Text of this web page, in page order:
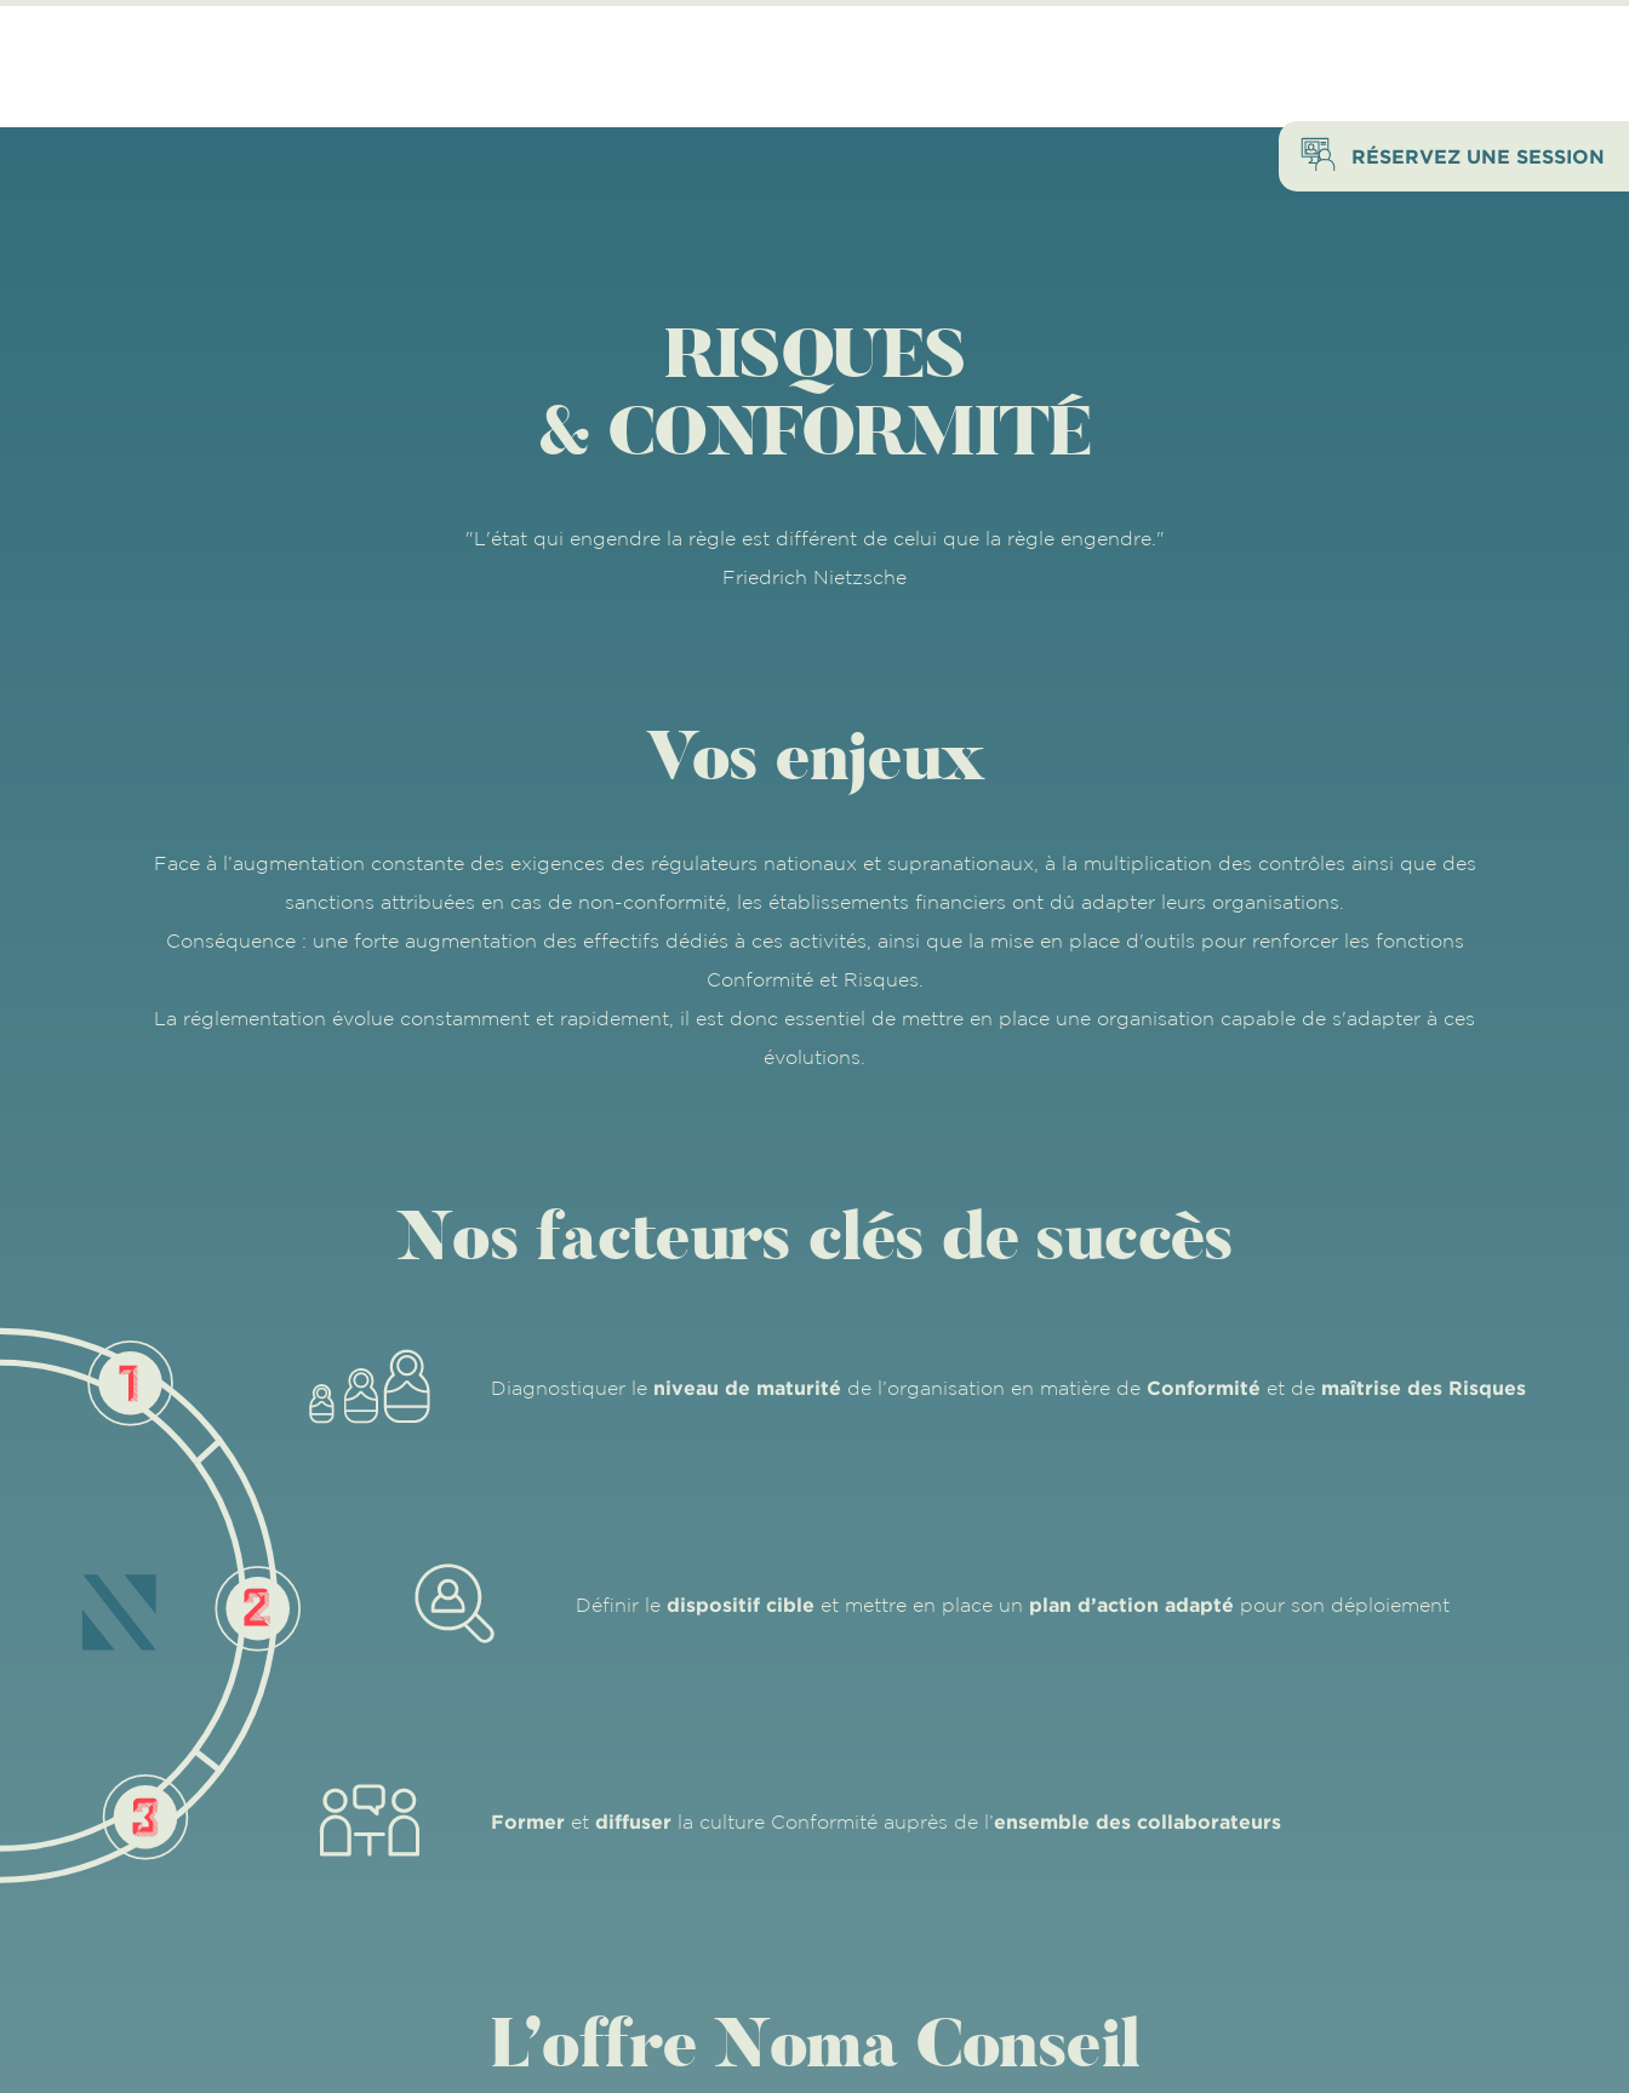
RÉSERVEZ UNE SESSION
RISQUES
& CONFORMITÉ
"L'état qui engendre la règle est différent de celui que la règle engendre."
Friedrich Nietzsche
Vos enjeux
Face à l’augmentation constante des exigences des régulateurs nationaux et supranationaux, à la multiplication des contrôles ainsi que des
sanctions attribuées en cas de non-conformité, les établissements financiers ont dû adapter leurs organisations.
Conséquence : une forte augmentation des effectifs dédiés à ces activités, ainsi que la mise en place d'outils pour renforcer les fonctions
Conformité et Risques.
La réglementation évolue constamment et rapidement, il est donc essentiel de mettre en place une organisation capable de s'adapter à ces
évolutions.
Nos facteurs clés de succès
Diagnostiquer le niveau de maturité de l’organisation en matière de Conformité et de maîtrise des Risques
Définir le dispositif cible et mettre en place un plan d’action adapté pour son déploiement
Former et diffuser la culture Conformité auprès de l’ensemble des collaborateurs
L’offre Noma Conseil